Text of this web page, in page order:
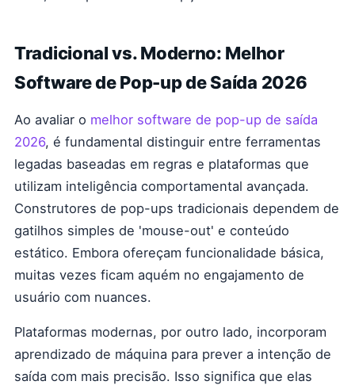
Tradicional vs. Moderno: Melhor
Software de Pop-up de Saída 2026
Ao avaliar o melhor software de pop-up de saída
2026, é fundamental distinguir entre ferramentas
legadas baseadas em regras e plataformas que
utilizam inteligência comportamental avançada.
Construtores de pop-ups tradicionais dependem de
gatilhos simples de 'mouse-out' e conteúdo
estático. Embora ofereçam funcionalidade básica,
muitas vezes ficam aquém no engajamento de
usuário com nuances.
Plataformas modernas, por outro lado, incorporam
aprendizado de máquina para prever a intenção de
saída com mais precisão. Isso significa que elas